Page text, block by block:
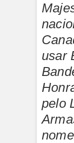
usar
pelo